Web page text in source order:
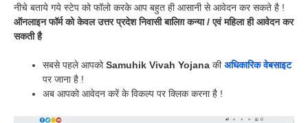
नीचे बताये गये स्टेप को फॉलो करके आप बहुत ही आसानी से आवेदन कर सकते है !
ऑनलाइन फॉर्म को केवल उत्तर प्रदेश निवासी बालिग़ कन्या / एवं महिला ही आवेदन कर
सकती है
सबसे पहले आपकोSamuhik Vivah Yojana कीअधिकारिक वेबसाइट
पर जाना है !
अब आपको आवेदन करें के विकल्प पर क्लिक करना है !